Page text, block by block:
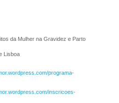
da Mulher na Gravidez e Parto
Lisboa
programa-
inscricoes-